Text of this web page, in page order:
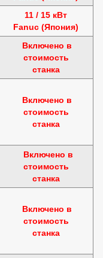
11 / 15 кВт
Fanuc (Япония)
Включено в
стоимость
станка
Включено в
стоимость
станка
Включено в
стоимость
станка
Включено в
стоимость
станка